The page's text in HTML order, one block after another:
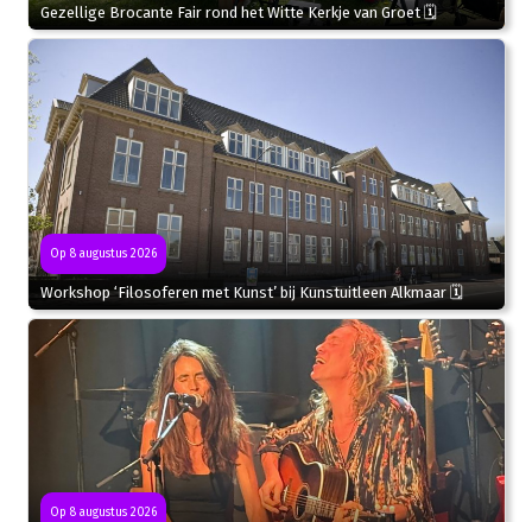
Gezellige Brocante Fair rond het Witte Kerkje van Groet 🗓
Op 8 augustus 2026
Workshop ‘Filosoferen met Kunst’ bij Kunstuitleen Alkmaar 🗓
Op 8 augustus 2026